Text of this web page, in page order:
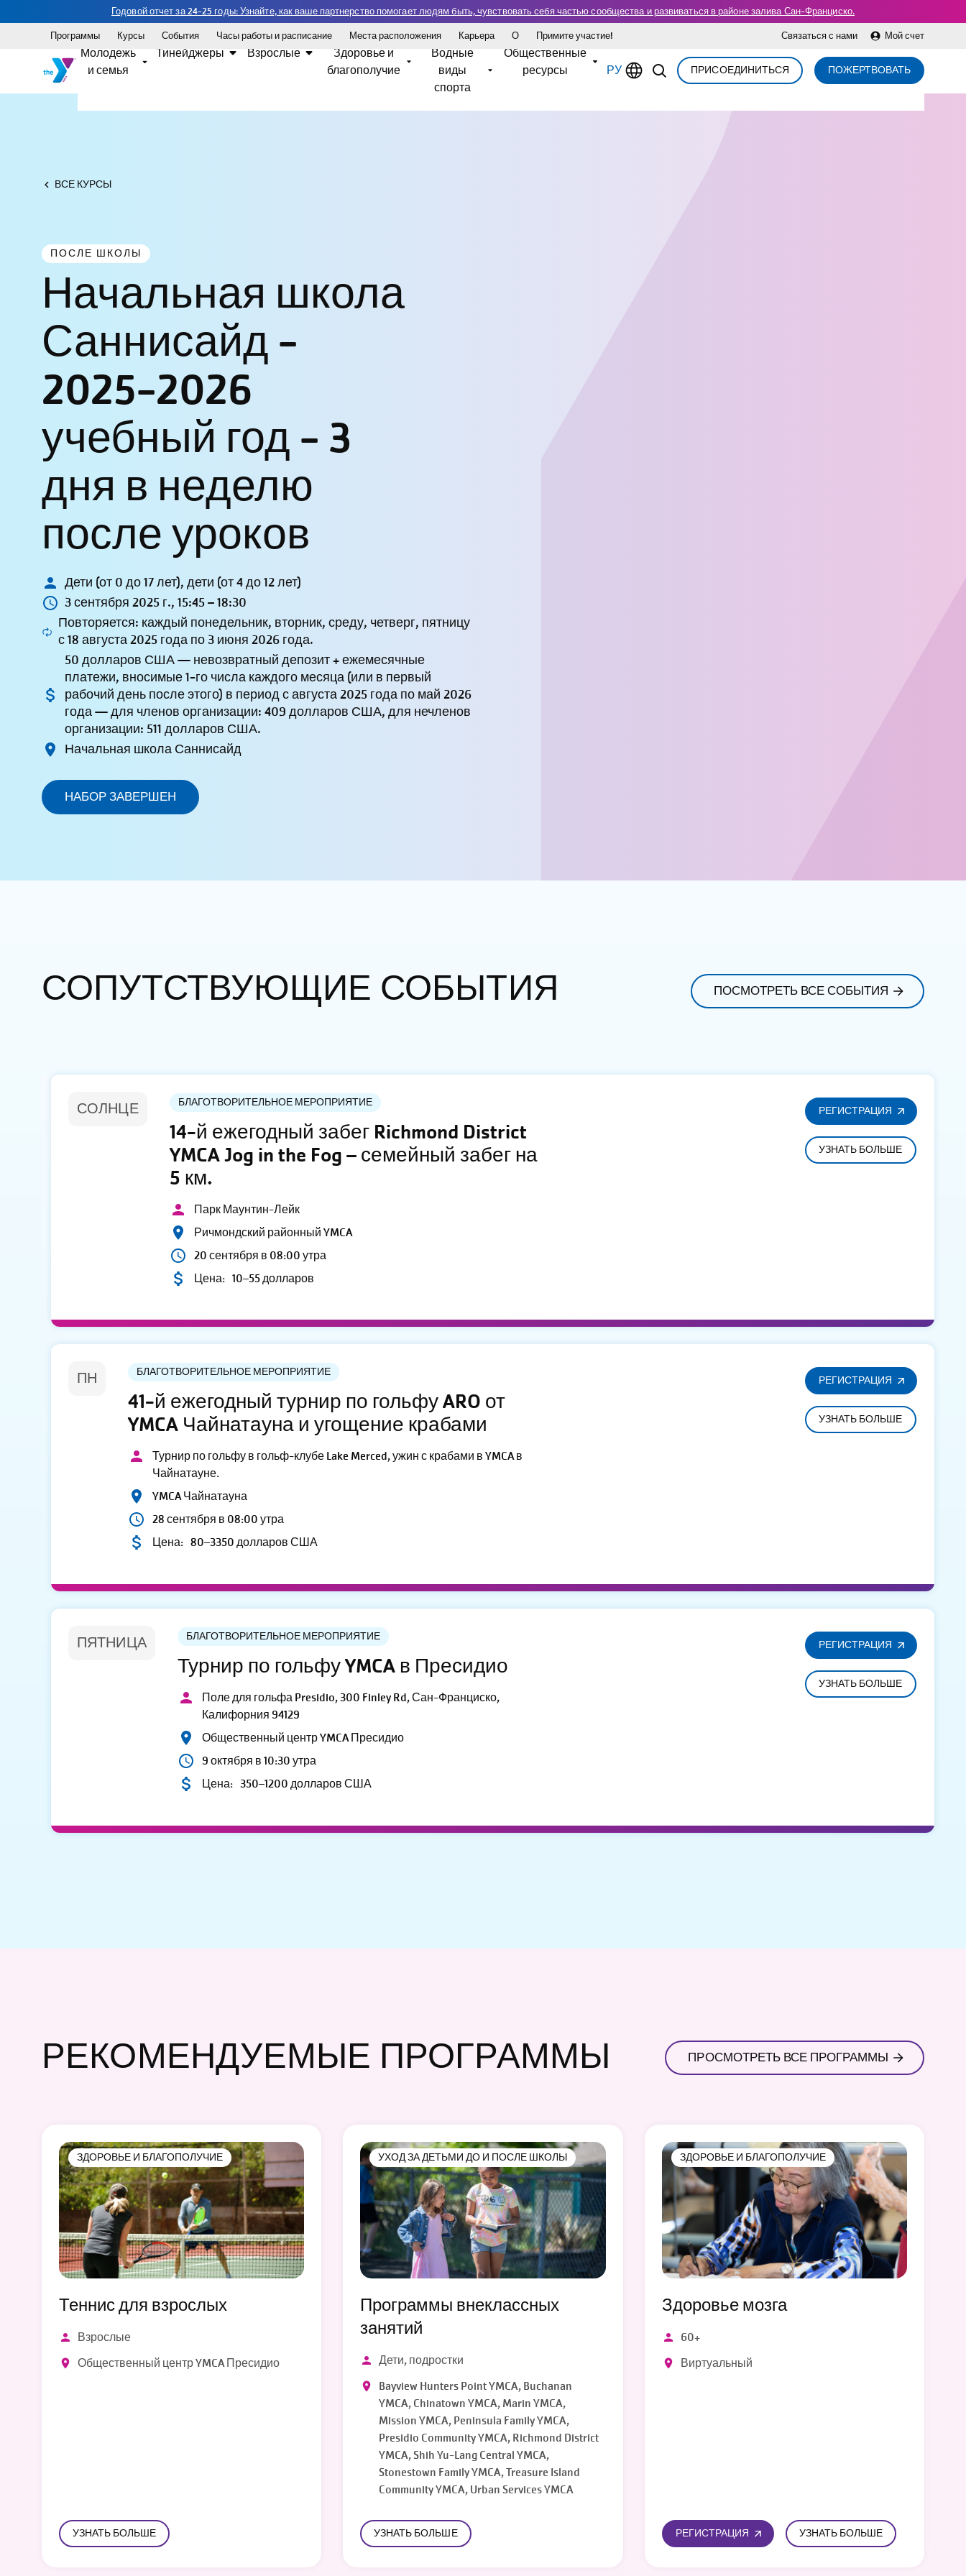
Годовой отчет за 24-25 годы: Узнайте, как ваше партнерство помогает людям быть, чувствовать себя частью сообщества и развиваться в районе залива Сан-Франциско.
Молодежь
и семья
Тинейджеры Взрослые
Здоровье и
благополучие
Водные
виды
спорта
Общественные
ресурсы
ПРИСОЕДИНИТЬСЯ ПОЖЕРТВОВАТЬ
Программы Курсы События Часы работы и расписание Места расположения Карьера О Примите участие! Связаться с нами Мой счет
РУ
ВСЕ КУРСЫ
ПОСЛЕ ШКОЛЫ
Начальная школа
Саннисайд -
2025-2026
учебный год - 3
дня в неделю
после уроков
Дети (от 0 до 17 лет), дети (от 4 до 12 лет)
3 сентября 2025 г., 15:45 – 18:30
Повторяется: каждый понедельник, вторник, среду, четверг, пятницу
с 18 августа 2025 года по 3 июня 2026 года.
50 долларов США — невозвратный депозит + ежемесячные
платежи, вносимые 1-го числа каждого месяца (или в первый
рабочий день после этого) в период с августа 2025 года по май 2026
года — для членов организации: 409 долларов США, для нечленов
организации: 511 долларов США.
Начальная школа Саннисайд
НАБОР ЗАВЕРШЕН
СОПУТСТВУЮЩИЕ СОБЫТИЯ ПОСМОТРЕТЬ ВСЕ СОБЫТИЯ
СОЛНЦЕ БЛАГОТВОРИТЕЛЬНОЕ МЕРОПРИЯТИЕ
14-й ежегодный забег Richmond District
YMCA Jog in the Fog – семейный забег на
5 км.
Парк Маунтин-Лейк
Ричмондский районный YMCA
20 сентября в 08:00 утра
Цена: 10–55 долларов
РЕГИСТРАЦИЯ
УЗНАТЬ БОЛЬШЕ
ПН БЛАГОТВОРИТЕЛЬНОЕ МЕРОПРИЯТИЕ
41-й ежегодный турнир по гольфу ARO от
YMCA Чайнатауна и угощение крабами
Турнир по гольфу в гольф-клубе Lake Merced, ужин с крабами в YMCA в
Чайнатауне.
YMCA Чайнатауна
28 сентября в 08:00 утра
Цена: 80–3350 долларов США
РЕГИСТРАЦИЯ
УЗНАТЬ БОЛЬШЕ
ПЯТНИЦА БЛАГОТВОРИТЕЛЬНОЕ МЕРОПРИЯТИЕ
Турнир по гольфу YMCA в Пресидио
Поле для гольфа Presidio, 300 Finley Rd, Сан-Франциско,
Калифорния 94129
Общественный центр YMCA Пресидио
9 октября в 10:30 утра
Цена: 350–1200 долларов США
РЕГИСТРАЦИЯ
УЗНАТЬ БОЛЬШЕ
РЕКОМЕНДУЕМЫЕ ПРОГРАММЫ ПРОСМОТРЕТЬ ВСЕ ПРОГРАММЫ
ЗДОРОВЬЕ И БЛАГОПОЛУЧИЕ
Теннис для взрослых
Взрослые
Общественный центр YMCA Пресидио
УЗНАТЬ БОЛЬШЕ
УХОД ЗА ДЕТЬМИ ДО И ПОСЛЕ ШКОЛЫ
Программы внеклассных
занятий
Дети, подростки
Bayview Hunters Point YMCA, Buchanan
YMCA, Chinatown YMCA, Marin YMCA,
Mission YMCA, Peninsula Family YMCA,
Presidio Community YMCA, Richmond District
YMCA, Shih Yu-Lang Central YMCA,
Stonestown Family YMCA, Treasure Island
Community YMCA, Urban Services YMCA
УЗНАТЬ БОЛЬШЕ
ЗДОРОВЬЕ И БЛАГОПОЛУЧИЕ
Здоровье мозга
60+
Виртуальный
РЕГИСТРАЦИЯ УЗНАТЬ БОЛЬШЕ